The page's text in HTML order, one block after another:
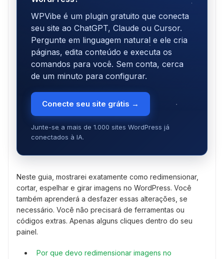
WPVibe é um plugin gratuito que conecta
seu site ao ChatGPT, Claude ou Cursor.
Pergunte em linguagem natural e ele cria
páginas, edita conteúdo e executa os
comandos para você. Sem conta, cerca
de um minuto para configurar.
Conecte seu site grátis →
Junte-se a mais de 1.000 sites WordPress já
conectados à IA.
Neste guia, mostrarei exatamente como redimensionar,
cortar, espelhar e girar imagens no WordPress. Você
também aprenderá a desfazer essas alterações, se
necessário. Você não precisará de ferramentas ou
códigos extras. Apenas alguns cliques dentro do seu
painel.
Por que devo redimensionar imagens no